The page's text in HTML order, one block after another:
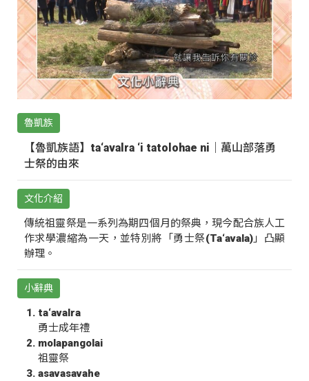
魯凱族
【魯凱族語】ta‘avalra ‘i tatolohae ni｜萬山部落勇
士祭的由來
文化介紹
傳統祖靈祭是一系列為期四個月的祭典，現今配合族人工
作求學濃縮為一天，並特別將「勇士祭(Ta‘avala)」凸顯
辦理。
小辭典
ta‘avalra
勇士成年禮
molapangolai
祖靈祭
asavasavahe